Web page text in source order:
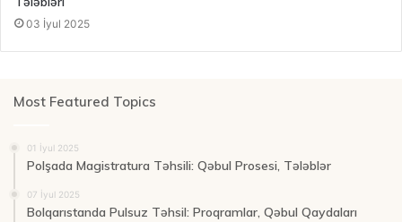
03 İyul 2025
Most Featured Topics
01 İyul 2025
Polşada Magistratura Təhsili: Qəbul Prosesi, Tələblər
07 İyul 2025
Bolqarıstanda Pulsuz Təhsil: Proqramlar, Qəbul Qaydaları